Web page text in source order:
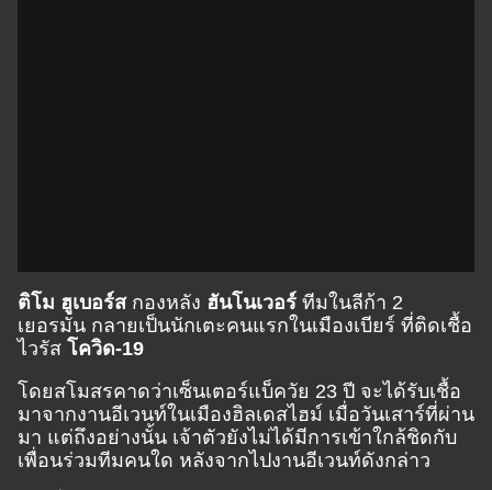
ติโม ฮูเบอร์ส กองหลัง ฮันโนเวอร์ ทีมในลีก้า 2
เยอรมัน กลายเป็นนักเตะคนแรกในเมืองเบียร์ ที่ติดเชื้อ
ไวรัส โควิด-19
โดยสโมสรคาดว่าเซ็นเตอร์แบ็ควัย 23 ปี จะได้รับเชื้อ
มาจากงานอีเวนท์ในเมืองฮิลเดสไฮม์ เมื่อวันเสาร์ที่ผ่าน
มา แต่ถึงอย่างนั้น เจ้าตัวยังไม่ได้มีการเข้าใกล้ชิดกับ
เพื่อนร่วมทีมคนใด หลังจากไปงานอีเวนท์ดังกล่าว